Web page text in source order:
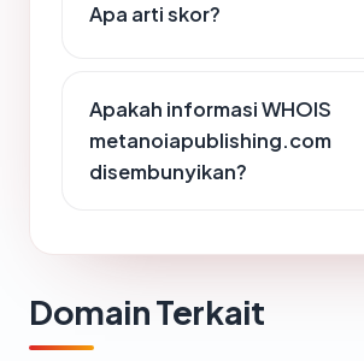
Apa arti skor?
Apakah informasi WHOIS
metanoiapublishing.com
disembunyikan?
Domain Terkait